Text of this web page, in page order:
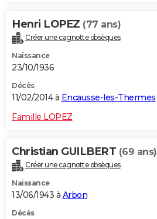
Henri LOPEZ (77 ans)
Créer une cagnotte obsèques
Naissance
23/10/1936
Décès
11/02/2014 à Encausse-les-Thermes
Famille LOPEZ
Christian GUILBERT (69 ans)
Créer une cagnotte obsèques
Naissance
13/06/1943 à Arbon
Décès